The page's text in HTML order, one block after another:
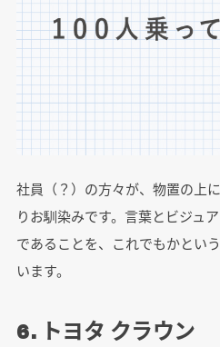
社員（？）の方々が、物置の上
りお馴染みです。言葉とビジュ
であることを、これでもかとい
います。
6. トヨタ クラウン